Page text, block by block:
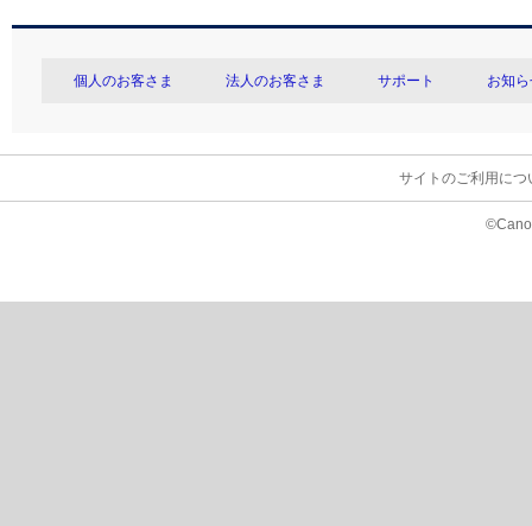
個人のお客さま 法人のお客さま サポート お知
サイトのご利用につ